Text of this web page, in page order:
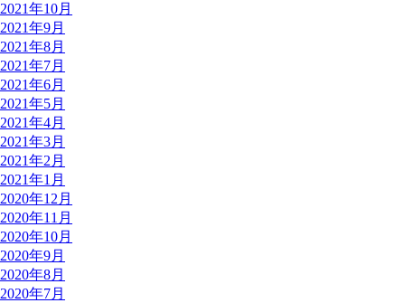
2021年10月
2021年9月
2021年8月
2021年7月
2021年6月
2021年5月
2021年4月
2021年3月
2021年2月
2021年1月
2020年12月
2020年11月
2020年10月
2020年9月
2020年8月
2020年7月